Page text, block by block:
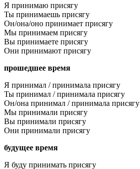
Я принимаю присягу
Ты принимаешь присягу
Он/она/оно принимает присягу
Мы принимаем присягу
Вы принимаете присягу
Они принимают присягу
прошедшее время
Я принимал / принимала присягу
Ты принимал / принимала присягу
Он/она принимал / принимала присягу
Мы принимали присягу
Вы принимали присягу
Они принимали присягу
будущее время
Я буду принимать присягу